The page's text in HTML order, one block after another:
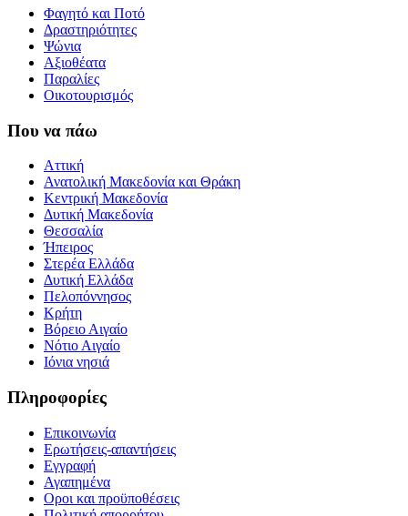
Φαγητό και Ποτό
Δραστηριότητες
Ψώνια
Αξιοθέατα
Παραλίες
Οικοτουρισμός
Που να πάω
Αττική
Ανατολική Μακεδονία και Θράκη
Κεντρική Μακεδονία
Δυτική Μακεδονία
Θεσσαλία
Ήπειρος
Στερέα Ελλάδα
Δυτική Ελλάδα
Πελοπόννησος
Κρήτη
Βόρειο Αιγαίο
Νότιο Αιγαίο
Ιόνια νησιά
Πληροφορίες
Επικοινωνία
Ερωτήσεις-απαντήσεις
Εγγραφή
Αγαπημένα
Οροι και προϋποθέσεις